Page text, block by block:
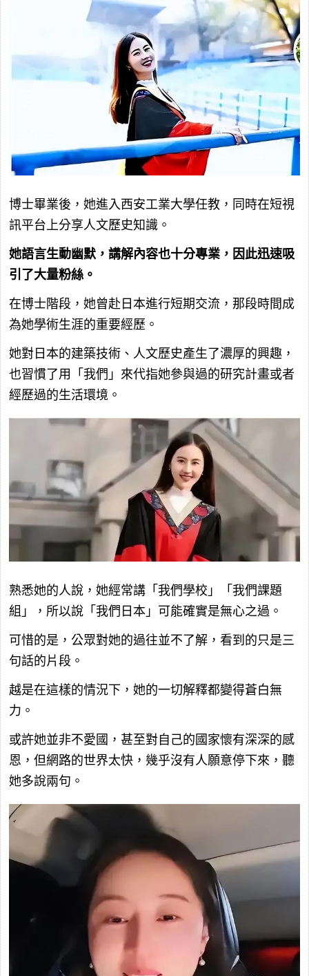
博士畢業後，她進入西安工業大學任教，同時在短視
訊平台上分享人文歷史知識。
她語言生動幽默，講解內容也十分專業，因此迅速吸
引了大量粉絲。
在博士階段，她曾赴日本進行短期交流，那段時間成
為她學術生涯的重要經歷。
她對日本的建築技術、人文歷史產生了濃厚的興趣，
也習慣了用「我們」來代指她參與過的研究計畫或者
經歷過的生活環境。
熟悉她的人說，她經常講「我們學校」「我們課題
組」，所以說「我們日本」可能確實是無心之過。
可惜的是，公眾對她的過往並不了解，看到的只是三
句話的片段。
越是在這樣的情況下，她的一切解釋都變得蒼白無
力。
或許她並非不愛國，甚至對自己的國家懷有深深的感
恩，但網路的世界太快，幾乎沒有人願意停下來，聽
她多說兩句。